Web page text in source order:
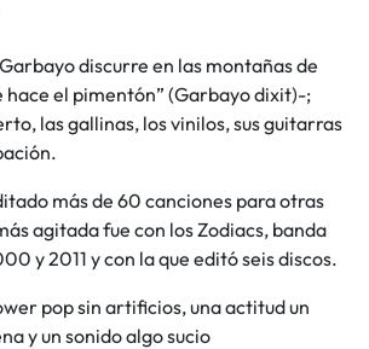
discurre en las montañas de
hace el pimentón” (Garbayo dixit)-;
las gallinas, los vinilos, sus guitarras
más de 60 canciones para otras
agitada fue con los Zodiacs, banda
y 2011 y con la que editó seis discos.
pop sin artificios, una actitud un
y un sonido algo sucio